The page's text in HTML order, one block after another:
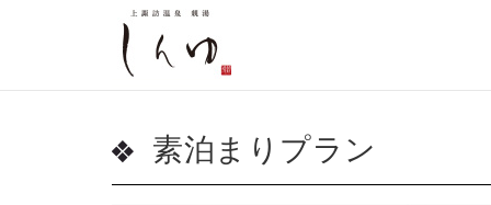
素泊まりプラン